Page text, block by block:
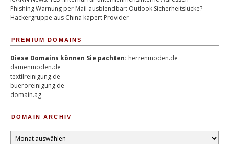
Phishing Warnung per Mail ausblendbar: Outlook Sicherheitslücke?
Hackergruppe aus China kapert Provider
PREMIUM DOMAINS
Diese Domains können Sie pachten: herrenmoden.de
damenmoden.de
textilreinigung.de
bueroreinigung.de
domain.ag
DOMAIN ARCHIV
Domain